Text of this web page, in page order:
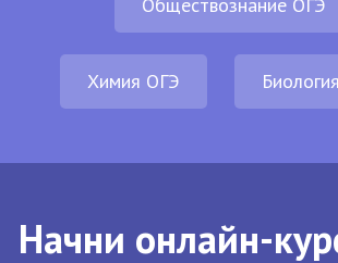
Химия ОГЭ
Начни онлайн-